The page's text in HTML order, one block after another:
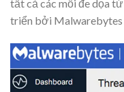
tất cả các mối đe dọa
triển bởi